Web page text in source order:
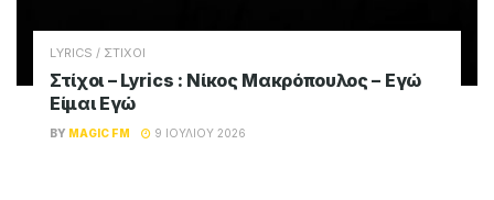
LYRICS / ΣΤΙΧΟΙ
Στίχοι – Lyrics : Νίκος Μακρόπουλος – Εγώ
Είμαι Εγώ
BY MAGIC FM 9 ΙΟΥΛΊΟΥ 2026